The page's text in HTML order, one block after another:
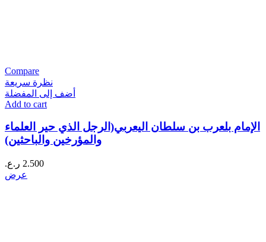
Compare
نظرة سريعة
أضف إلى المفضلة
Add to cart
الإمام بلعرب بن سلطان اليعربي(الرجل الذي حير العلماء
والمؤرخين والباحثين)
2.500 ر.ع.
عرض